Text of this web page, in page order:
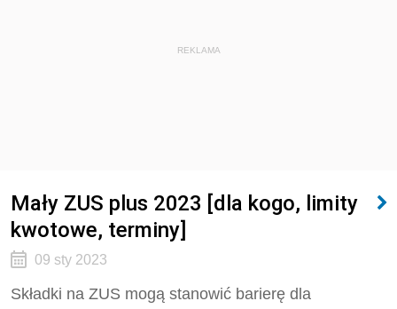
REKLAMA
Mały ZUS plus 2023 [dla kogo, limity
kwotowe, terminy]
09 sty 2023
Składki na ZUS mogą stanowić barierę dla